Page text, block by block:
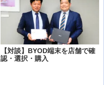
【対談】BYOD端末を店舗で確
認・選択・購入